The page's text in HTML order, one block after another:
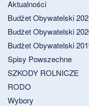
Aktualności
Budżet Obywatelski
Budżet Obywatelski
Budżet Obywatelski
Spisy Powszechne
SZKODY ROLNICZE
RODO
Wybory